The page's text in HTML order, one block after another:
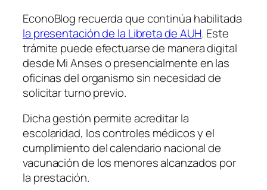
EconoBlog recuerda que continúa habilitada
la presentación de la Libreta de AUH. Este
trámite puede efectuarse de manera digital
desde Mi Anses o presencialmente en las
oficinas del organismo sin necesidad de
solicitar turno previo.
Dicha gestión permite acreditar la
escolaridad, los controles médicos y el
cumplimiento del calendario nacional de
vacunación de los menores alcanzados por
la prestación.